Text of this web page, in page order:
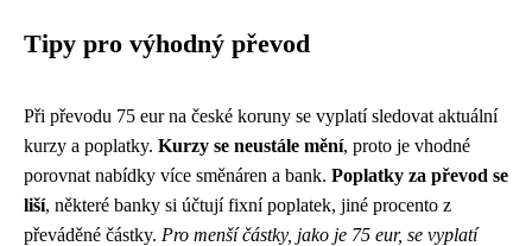
Tipy pro výhodný převod
Při převodu 75 eur na české koruny se vyplatí sledovat aktuální
kurzy a poplatky. Kurzy se neustále mění, proto je vhodné
porovnat nabídky více směnáren a bank. Poplatky za převod se
liší, některé banky si účtují fixní poplatek, jiné procento z
převáděné částky. Pro menší částky, jako je 75 eur, se vyplatí